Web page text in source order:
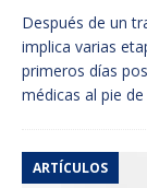
Después de un
implica varias
primeros días
médicas al pie
ARTÍCULOS